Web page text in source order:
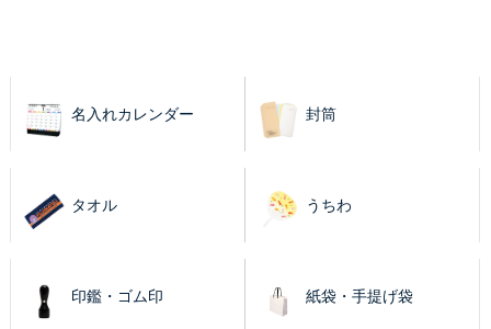
名入れカレンダー 封筒
タオル うちわ
印鑑・ゴム印 紙袋・手提げ袋